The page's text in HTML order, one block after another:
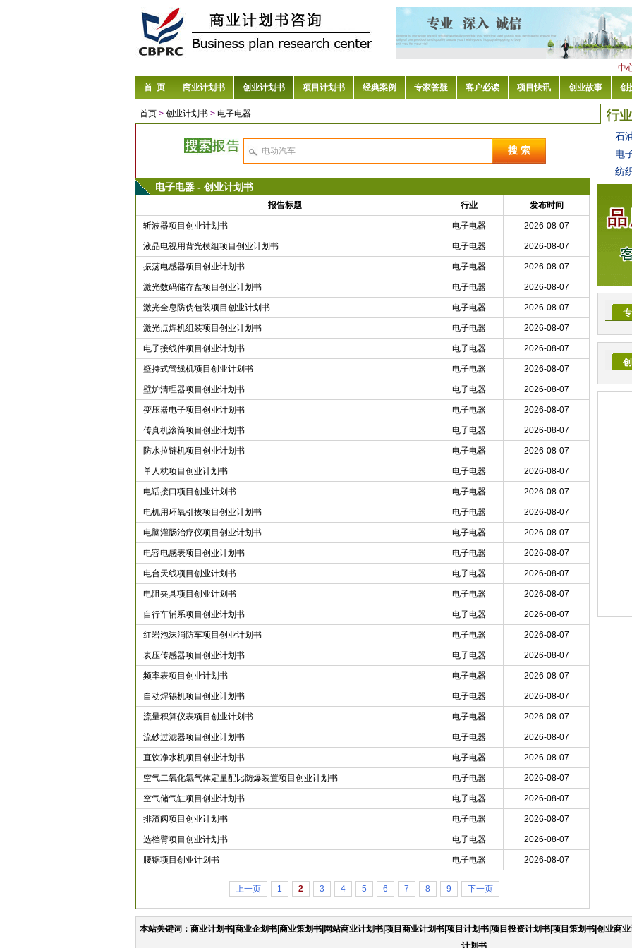
中
首 页
商业计划书 创业计划书 项目计划书 经典案例 专家答疑 客户必读 项目快讯 创业故事 创
首页 > 创业计划书 > 电子电器
电子电器 - 创业计划书
报告标题 行业 发布时间
斩波器项目创业计划书 电子电器 2026-08-07
液晶电视用背光模组项目创业计划书 电子电器 2026-08-07
振荡电感器项目创业计划书 电子电器 2026-08-07
激光数码储存盘项目创业计划书 电子电器 2026-08-07
激光全息防伪包装项目创业计划书 电子电器 2026-08-07
激光点焊机组装项目创业计划书 电子电器 2026-08-07
电子接线件项目创业计划书 电子电器 2026-08-07
壁持式管线机项目创业计划书 电子电器 2026-08-07
壁炉清理器项目创业计划书 电子电器 2026-08-07
变压器电子项目创业计划书 电子电器 2026-08-07
传真机滚筒项目创业计划书 电子电器 2026-08-07
防水拉链机项目创业计划书 电子电器 2026-08-07
单人枕项目创业计划书 电子电器 2026-08-07
电话接口项目创业计划书 电子电器 2026-08-07
电机用环氧引拔项目创业计划书 电子电器 2026-08-07
电脑灌肠治疗仪项目创业计划书 电子电器 2026-08-07
电容电感表项目创业计划书 电子电器 2026-08-07
电台天线项目创业计划书 电子电器 2026-08-07
电阻夹具项目创业计划书 电子电器 2026-08-07
自行车辅系项目创业计划书 电子电器 2026-08-07
红岩泡沫消防车项目创业计划书 电子电器 2026-08-07
表压传感器项目创业计划书 电子电器 2026-08-07
频率表项目创业计划书 电子电器 2026-08-07
自动焊锡机项目创业计划书 电子电器 2026-08-07
流量积算仪表项目创业计划书 电子电器 2026-08-07
流砂过滤器项目创业计划书 电子电器 2026-08-07
直饮净水机项目创业计划书 电子电器 2026-08-07
空气二氧化氯气体定量配比防爆装置项目创业计划书 电子电器 2026-08-07
空气储气缸项目创业计划书 电子电器 2026-08-07
排渣阀项目创业计划书 电子电器 2026-08-07
选档臂项目创业计划书 电子电器 2026-08-07
腰锯项目创业计划书 电子电器 2026-08-07
上一页 1 2 3 4 5 6 7 8 9 下一页
石
电
纺
本站关键词：商业计划书|商业企划书|商业策划书|网站商业计划书|项目商业计划书|项目计划书|项目投资计划书|项目策划书|创业商
计划书